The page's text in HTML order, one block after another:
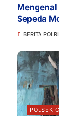
Mengenal
Sepeda
BERITA POLRI
POLSEK